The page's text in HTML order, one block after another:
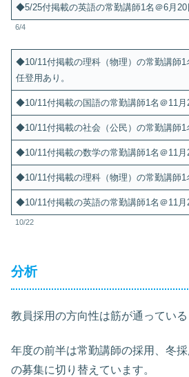
◆5/25付掲載の英語の常勤講師1名＠6月
6/4
◆10/11付掲載の理科（物理）の常勤講師
任登用あり。
◆10/11付掲載の国語の常勤講師1名＠11
◆10/11付掲載の社会（公民）の常勤講師
◆10/11付掲載の数学の常勤講師1名＠11
◆10/11付掲載の理科（物理）の常勤講師
◆10/11付掲載の英語の常勤講師1名＠11
10/22
分析
教員採用の方向性は筋が通っている
年度の前半は常勤講師の採用、冬
の募集に切り替えています。